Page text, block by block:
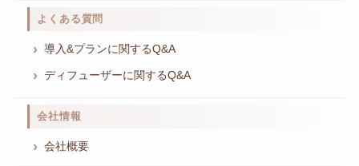
よくある質問
導入&プランに関するQ&A
ディフューザーに関するQ&A
会社情報
会社概要